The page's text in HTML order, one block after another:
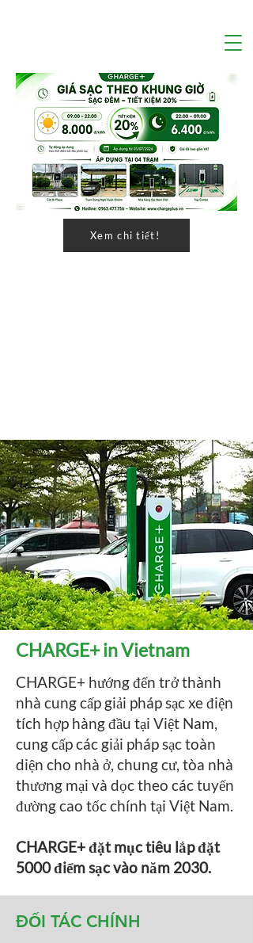
Xem chi tiết!
CHARGE+ in Vietnam
CHARGE+ hướng đến trở thành
nhà cung cấp giải pháp sạc xe điện
tích hợp hàng đầu tại Việt Nam,
cung cấp các giải pháp sạc toàn
diện cho nhà ở, chung cư, tòa nhà
thương mại và dọc theo các tuyến
đường cao tốc chính tại Việt Nam.
CHARGE+ đặt mục tiêu lắp đặt
5000 điểm sạc vào năm 2030.
ĐỐI TÁC CHÍNH